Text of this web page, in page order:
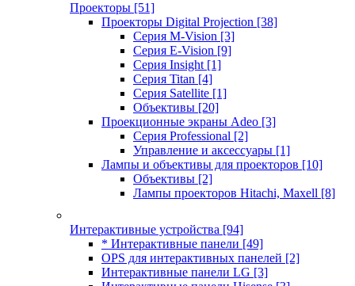
Проекторы [51]
Проекторы Digital Projection [38]
Серия M-Vision [3]
Серия E-Vision [9]
Серия Insight [1]
Серия Titan [4]
Серия Satellite [1]
Объективы [20]
Проекционные экраны Adeo [3]
Серия Professional [2]
Управление и аксессуары [1]
Лампы и объективы для проекторов [10]
Объективы [2]
Лампы проекторов Hitachi, Maxell [8]
Интерактивные устройства [94]
* Интерактивные панели [49]
OPS для интерактивных панелей [2]
Интерактивные панели LG [3]